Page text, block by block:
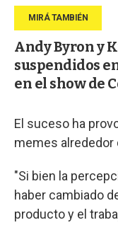
Andy Byron y
suspendidos
en el show de
El suceso ha
memes alrededor
"Si bien la
haber cambiado
producto y el